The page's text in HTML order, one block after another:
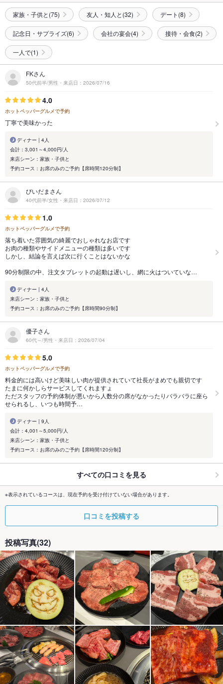
家族・子供と(75) 友人・知人と(32) デート(8)
記念日・サプライズ(6) 会社の宴会(4) 接待・会食(2)
一人で(1)
FKさん
50代前半/男性・来店日：2026/07/16
4.0
ホットペッパーグルメで予約
丁寧で美味かった
ディナー | 4人
会計：3,001～4,000円/人
来店シーン：家族・子供と
予約コース：お席のみのご予約【席時間120分制】
びいだまさん
40代前半/女性・来店日：2026/07/12
1.0
ホットペッパーグルメで予約
落ち着いた雰囲気の綺麗でおしゃれなお店です
お肉の種類やサイドメニューの種類は多いです
しかし、結論を言えば次に行くことはないかな
90分制限の中、注文タブレットの起動は遅いし、網に火はついていな…
ディナー | 4人
来店シーン：家族・子供と
予約コース：お席のみのご予約【席時間90分制】
優子さん
60代～/男性・来店日：2026/07/04
5.0
ホットペッパーグルメで予約
料金的には高いけど美味しい肉が提供されていて社長がまめでも親切です
たまに何かしらサービスしてくれますょ
ただスタッフの予約体制が悪いから人数分の席がなかったりバラバラに座ら
せられるし、いつも時間予…
ディナー | 9人
会計：4,001～5,000円/人
来店シーン：家族・子供と
予約コース：お席のみのご予約【席時間120分制】
すべての口コミを見る
※表示されているコースは、現在予約を受け付けていない場合があります。
口コミを投稿する
投稿写真(32)